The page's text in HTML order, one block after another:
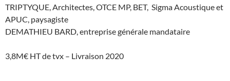
TRIPTYQUE, Architectes, OTCE MP, BET, Sigma Acoustique et
APUC, paysagiste
DEMATHIEU BARD, entreprise générale mandataire
3,8M€ HT de tvx – Livraison 2020